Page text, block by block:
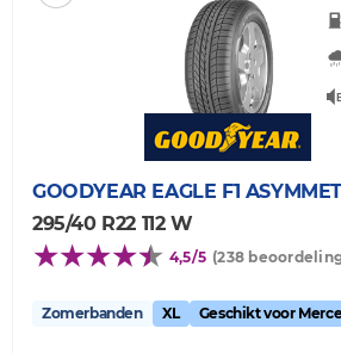
GOODYEAR EAGLE F1
295/40 R22 112 W
4,5/5 (238
Zomerbanden XL Geschikt voor